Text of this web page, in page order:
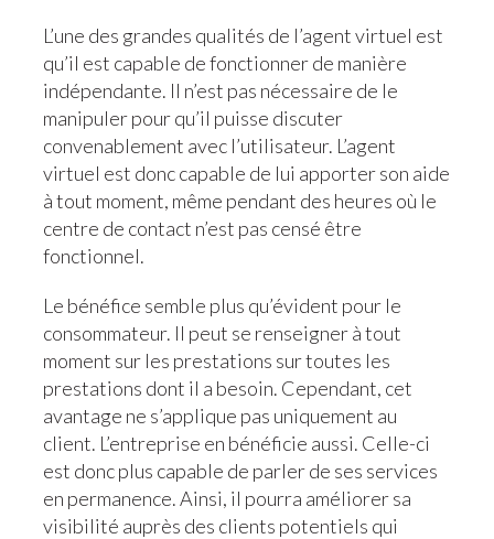
L’une des grandes qualités de l’agent virtuel est
qu’il est capable de fonctionner de manière
indépendante. Il n’est pas nécessaire de le
manipuler pour qu’il puisse discuter
convenablement avec l’utilisateur. L’agent
virtuel est donc capable de lui apporter son aide
à tout moment, même pendant des heures où le
centre de contact n’est pas censé être
fonctionnel.
Le bénéfice semble plus qu’évident pour le
consommateur. Il peut se renseigner à tout
moment sur les prestations sur toutes les
prestations dont il a besoin. Cependant, cet
avantage ne s’applique pas uniquement au
client. L’entreprise en bénéficie aussi. Celle-ci
est donc plus capable de parler de ses services
en permanence. Ainsi, il pourra améliorer sa
visibilité auprès des clients potentiels qui